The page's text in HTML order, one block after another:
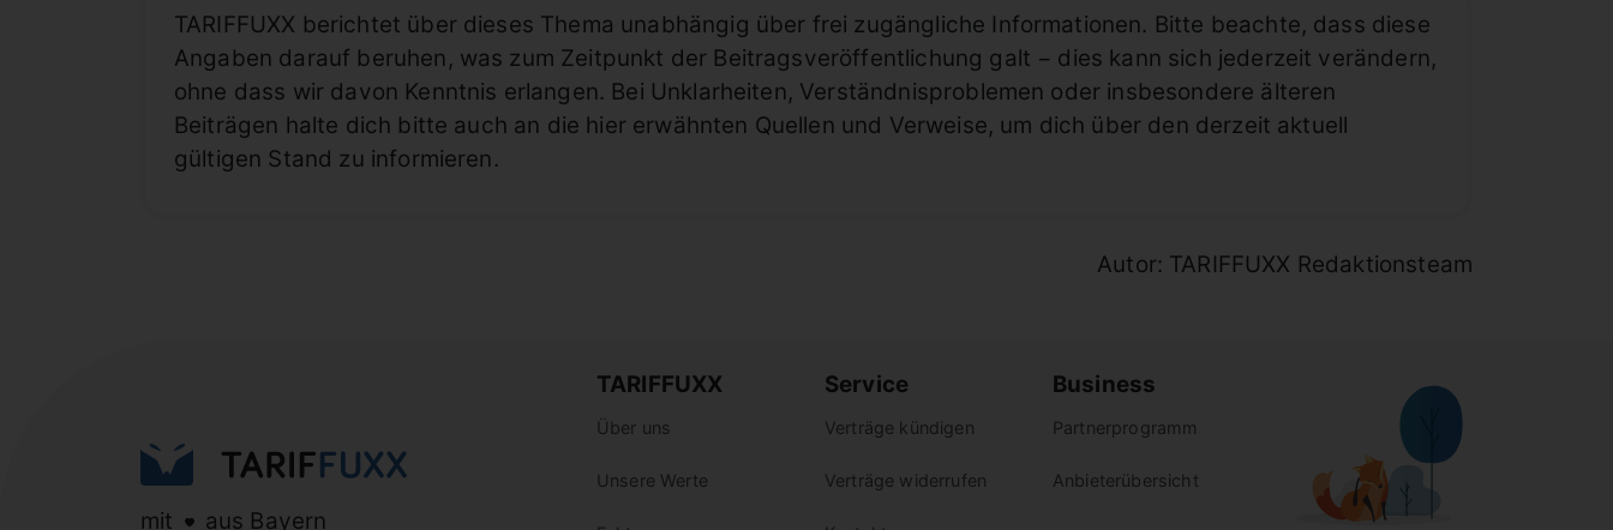
TARIFFUXX berichtet über dieses Thema unabhängig über frei zugängliche Informationen. Bitte beachte, dass diese
Angaben darauf beruhen, was zum Zeitpunkt der Beitragsveröffentlichung galt − dies kann sich jederzeit verändern,
ohne dass wir davon Kenntnis erlangen. Bei Unklarheiten, Verständnisproblemen oder insbesondere älteren
Beiträgen halte dich bitte auch an die hier erwähnten Quellen und Verweise, um dich über den derzeit aktuell
gültigen Stand zu informieren.
Autor: TARIFFUXX Redaktionsteam
mit aus Bayern
TARIFFUXX
Über uns
Unsere Werte
Service
Verträge kündigen
Verträge widerrufen
Business
Partnerprogramm
Anbieterübersicht